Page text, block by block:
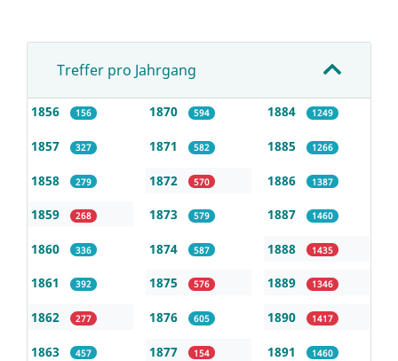
Treffer pro Jahrgang
1856 156
1857 327
1858 279
1859 268
1860 336
1861 392
1862 277
1863 457
1870 594
1871 582
1872 570
1873 579
1874 587
1875 576
1876 605
1877 154
1884 1249
1885 1266
1886 1387
1887 1460
1888 1435
1889 1346
1890 1417
1891 1460